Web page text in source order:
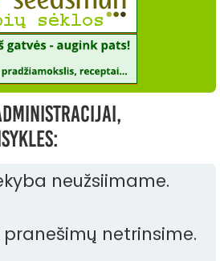
neužsiimame.
pranešimų netrinsime.